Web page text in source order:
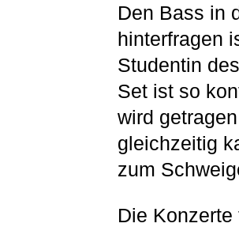
Den Bass in
hinterfragen
Studentin
Set ist so
wird
gleichzeitig
zum
Die